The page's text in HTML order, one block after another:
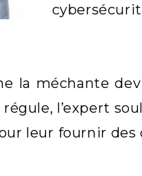
la méchante
régule, l’expert
leur fournir